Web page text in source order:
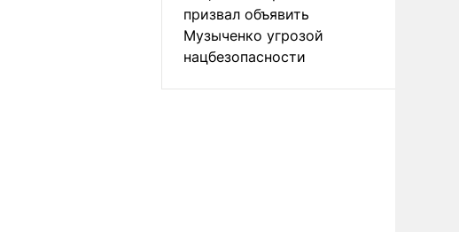
призвал объявить
Музыченко угрозой
нацбезопасности